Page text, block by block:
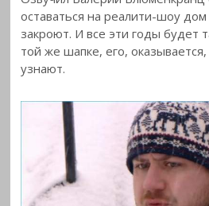
оставаться на реалити-шоу дом
закроют. И все эти годы будет
той же шапке, его,
узнают.